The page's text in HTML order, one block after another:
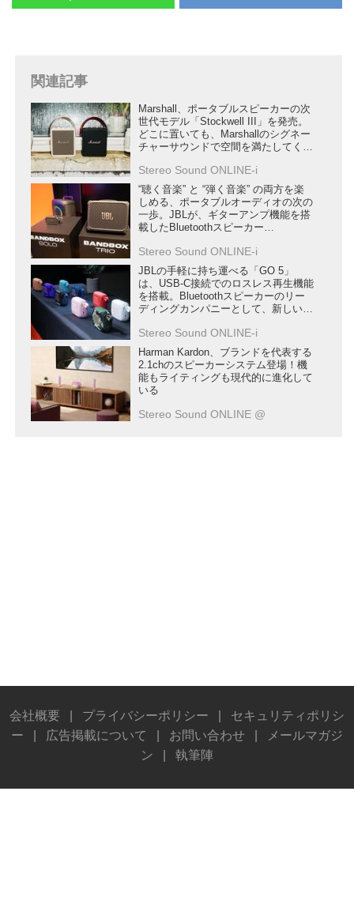
関連記事
Marshall、ポータブルスピーカーの次
世代モデル「Stockwell III」を発売。
どこに置いても、Marshallのシグネー
チャーサウンドで空間を満たしてくれ
Stereo Sound ONLINE-i
“聴く音楽” と “弾く音楽” の両方を楽
しめる、ポータブルオーディオの次の
一歩。JBLが、ギターアンプ機能を搭
載したBluetoothスピーカー
をスタート
Stereo Sound ONLINE-i
JBLの手軽に持ち運べる「GO 5」
は、USB-C接続でのロスレス再生機能
を搭載。Bluetoothスピーカーのリー
ディングカンパニーとして、新しい使
Stereo Sound ONLINE-i
Harman Kardon、ブランドを代表する
2.1chのスピーカーシステム登場！機
能もライティングも現代的に進化して
いる
Stereo Sound ONLINE @
会社概要 プライバシーポリシー
セキュリティポリシ
ー
広告掲載について お問い合わせ
メールマガジ
ン
執筆陣